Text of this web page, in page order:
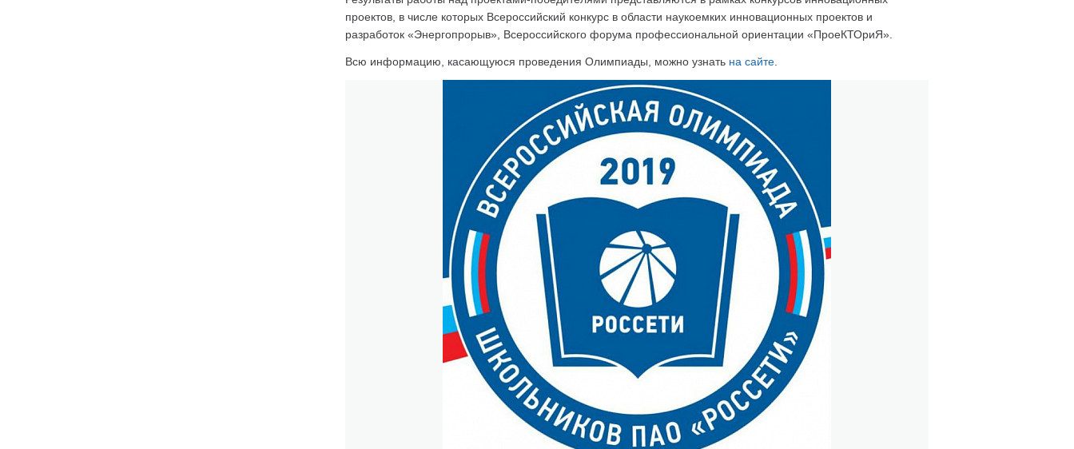
проектов, в числе которых Всероссийский конкурс в области наукоемких инновационных проектов и
разработок «Энергопрорыв», Всероссийского форума профессиональной ориентации «ПроеКТОриЯ».
Всю информацию, касающуюся проведения Олимпиады, можно узнать на сайте.